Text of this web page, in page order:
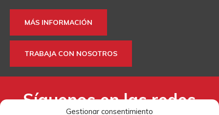
Gestionar consentimiento
BUSCADOR
ACCESO PARA USUARIOS
HERENCIAS Y LEGADOS
MÁS INFORMACIÓN
TRABAJA CON NOSOTROS
Síguenos en las redes